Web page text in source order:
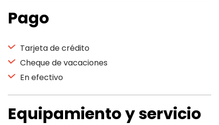
Pago
Tarjeta de crédito
Cheque de vacaciones
En efectivo
Equipamiento y servicio